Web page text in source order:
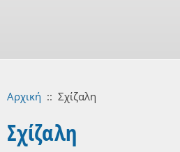
Αρχική :: Σχίζαλη
Σχίζαλη